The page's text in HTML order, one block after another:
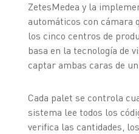
ZetesMedea y la
automáticos con cámara
los cinco centros de
basa en la tecnología de
captar ambas caras de
Cada palet se controla
sistema lee todos los
verifica las cantidades,